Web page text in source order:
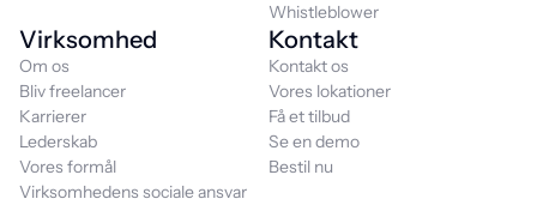
Whistleblower
Virksomhed
Om os
Bliv freelancer
Karrierer
Lederskab
Vores formål
Virksomhedens sociale ansvar
Kontakt
Kontakt os
Vores lokationer
Få et tilbud
Se en demo
Bestil nu